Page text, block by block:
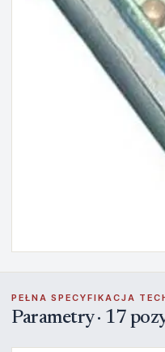
PEŁNA SPECYFIKACJA
Parametry · 17